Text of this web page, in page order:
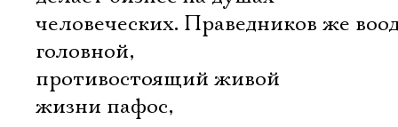
человеческих. Праведников же
головной,
противостоящий живой
жизни пафос,